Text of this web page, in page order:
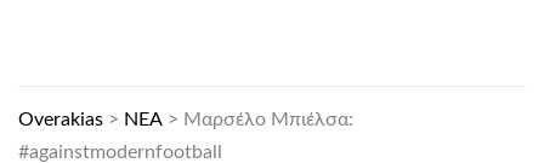
Overakias > ΝΕΑ > Μαρσέλο Μπιέλσα:
#againstmodernfootball